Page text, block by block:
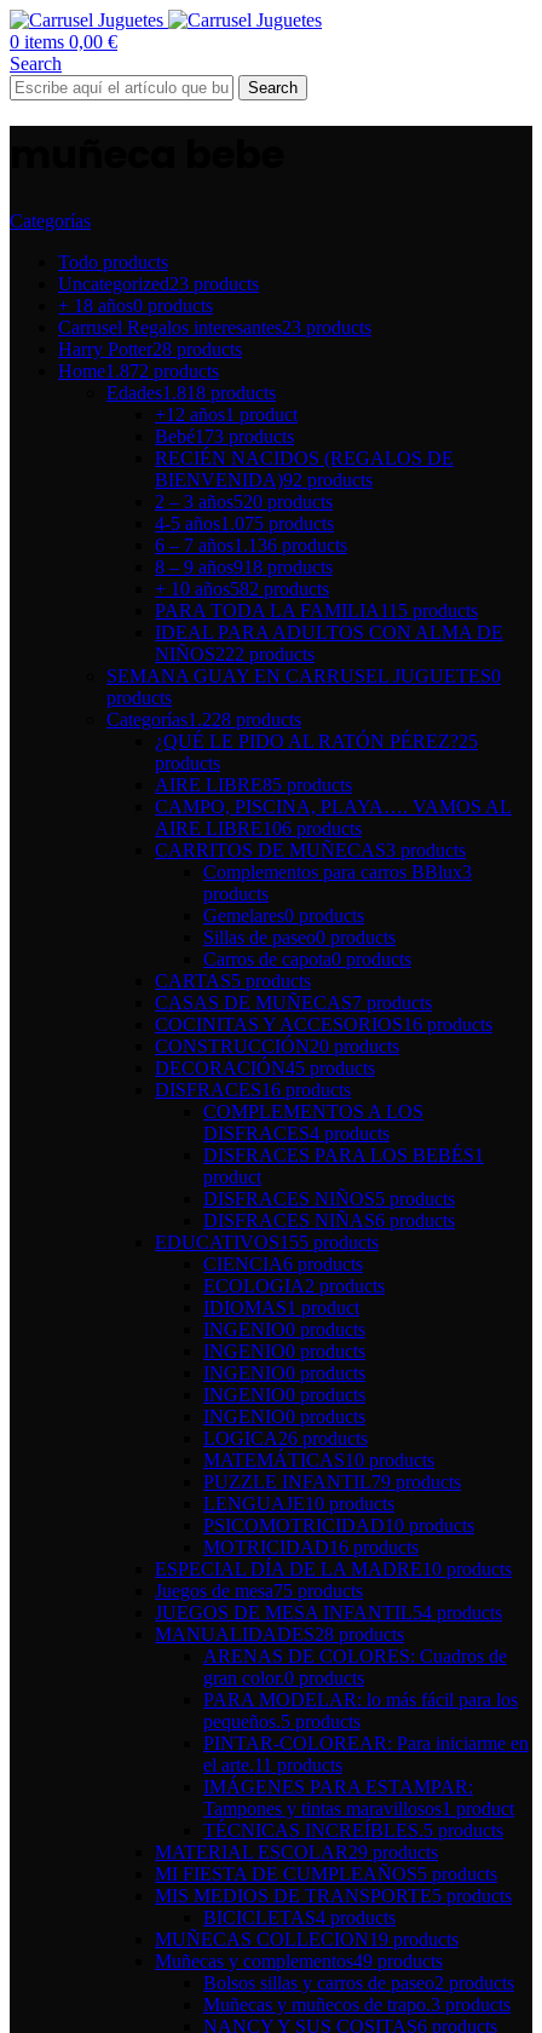
0 items 0,00 €
Search
Search
Categorías
Todo products
Uncategorized23 products
+ 18 años0 products
Carrusel Regalos interesantes23 products
Harry Potter28 products
Home1.872 products
Edades1.818 products
+12 años1 product
Bebé173 products
RECIÉN NACIDOS (REGALOS DE
BIENVENIDA)92 products
2 – 3 años520 products
4-5 años1.075 products
6 – 7 años1.136 products
8 – 9 años918 products
+ 10 años582 products
PARA TODA LA FAMILIA115 products
IDEAL PARA ADULTOS CON ALMA DE
NIÑOS222 products
SEMANA GUAY EN CARRUSEL JUGUETES0
products
Categorías1.228 products
¿QUÉ LE PIDO AL RATÓN PÉREZ?25
products
AIRE LIBRE85 products
CAMPO, PISCINA, PLAYA…. VAMOS AL
AIRE LIBRE106 products
CARRITOS DE MUÑECAS3 products
Complementos para carros BBlux3
products
Gemelares0 products
Sillas de paseo0 products
Carros de capota0 products
CARTAS5 products
CASAS DE MUÑECAS7 products
COCINITAS Y ACCESORIOS16 products
CONSTRUCCIÓN20 products
DECORACIÓN45 products
DISFRACES16 products
COMPLEMENTOS A LOS
DISFRACES4 products
DISFRACES PARA LOS BEBÉS1
product
DISFRACES NIÑOS5 products
DISFRACES NIÑAS6 products
EDUCATIVOS155 products
CIENCIA6 products
ECOLOGIA2 products
IDIOMAS1 product
INGENIO0 products
INGENIO0 products
INGENIO0 products
INGENIO0 products
INGENIO0 products
LOGICA26 products
MATEMÁTICAS10 products
PUZZLE INFANTIL79 products
LENGUAJE10 products
PSICOMOTRICIDAD10 products
MOTRICIDAD16 products
ESPECIAL DÍA DE LA MADRE10 products
Juegos de mesa75 products
JUEGOS DE MESA INFANTIL54 products
MANUALIDADES28 products
ARENAS DE COLORES: Cuadros de
gran color.0 products
PARA MODELAR: lo más fácil para los
pequeños.5 products
PINTAR-COLOREAR: Para iniciarme en
el arte.11 products
IMÁGENES PARA ESTAMPAR:
Tampones y tintas maravillosos1 product
TÉCNICAS INCREÍBLES.5 products
MATERIAL ESCOLAR29 products
MI FIESTA DE CUMPLEAÑOS5 products
MIS MEDIOS DE TRANSPORTE5 products
BICICLETAS4 products
MUÑECAS COLLECION19 products
Muñecas y complementos49 products
Bolsos sillas y carros de paseo2 products
Muñecas y muñecos de trapo.3 products
NANCY Y SUS COSITAS6 products